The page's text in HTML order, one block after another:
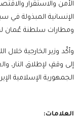
الأمن والاستقرار
الإنسانية المبذولة في
ومطارات سلطنة عُمان
وأكّد وزير الخارجية خلال
إلى وقفٍ لإطلاق النار،
الجمهورية الإسلامية
العلامات: